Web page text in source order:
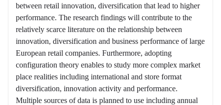
between retail innovation, diversification that lead to higher
performance. The research findings will contribute to the
relatively scarce literature on the relationship between
innovation, diversification and business performance of large
European retail companies. Furthermore, adopting
configuration theory enables to study more complex market
place realities including international and store format
diversification, innovation activity and performance.
Multiple sources of data is planned to use including annual